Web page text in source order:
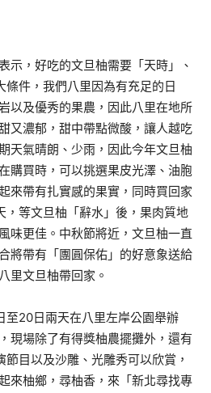
示，好吃的文旦柚需要「天時」、
條件，我們八里因為有充足的日
以及優秀的果農，因此八里在地所
又濃郁，甜中帶點微酸，讓人越吃
天氣晴朗、少雨，因此今年文旦柚
購買時，可以挑選果皮光澤、油胞
來帶有扎實感的果實，同時買回家
等文旦柚「辭水」後，果肉質地
味更佳。中秋節將近，文旦柚一直
將帶有「團圓保佑」的好意象送給
里文旦柚帶回家。
至20日兩天在八里左岸公園舉辦
現場除了有得獎柚農擺攤外，還有
目以及沙雕、光雕秀可以欣賞，
來柚鄉，尋柚香，來「新北尋找專